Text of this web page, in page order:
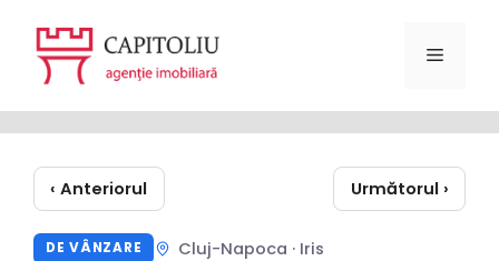
conținut
Meniu
‹ Anteriorul Următorul ›
DE VÂNZARE Cluj-Napoca · Iris